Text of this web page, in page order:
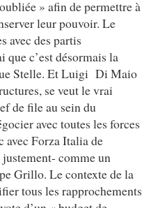
» afin de permettre à
leur pouvoir. Le
avec des partis
c’est désormais la
Stelle. Et Luigi Di Maio
se veut le vrai
de file au sein du
avec toutes les forces
avec Forza Italia de
comme un
Grillo. Le contexte de la
tous les rapprochements